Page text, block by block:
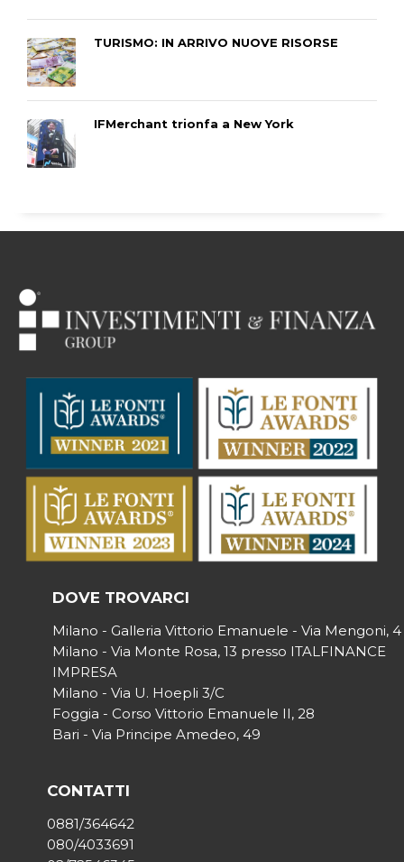
TURISMO: IN ARRIVO NUOVE RISORSE
IFMerchant trionfa a New York
DOVE TROVARCI
Milano - Galleria Vittorio Emanuele - Via Mengoni, 4
Milano - Via Monte Rosa, 13 presso ITALFINANCE
IMPRESA
Milano - Via U. Hoepli 3/C
Foggia - Corso Vittorio Emanuele II, 28
Bari - Via Principe Amedeo, 49
CONTATTI
0881/364642
080/4033691